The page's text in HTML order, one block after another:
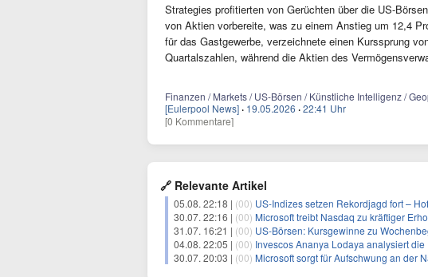
Strategies profitierten von Gerüchten über die US-
von Aktien vorbereite, was zu einem Anstieg um 12,4
für das Gastgewerbe, verzeichnete einen Kurssprung
Quartalszahlen, während die Aktien des
Finanzen / Markets / US-Börsen / Künstliche Intelligenz /
[Eulerpool News] · 19.05.2026 ·22:41 Uhr
[0 Kommentare]
🔗 Relevante Artikel
05.08. 22:18 | (00) US-Indizes setzen Rekordjagd fort –
30.07. 22:16 | (00) Microsoft treibt Nasdaq zu kräftiger
31.07. 16:21 | (00) US-Börsen: Kursgewinne zu
04.08. 22:05 | (00) Invescos Ananya Lodaya analysiert die
30.07. 20:03 | (00) Microsoft sorgt für Aufschwung an der